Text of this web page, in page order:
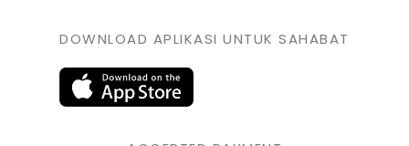
DOWNLOAD APLIKASI UNTUK SAHABAT